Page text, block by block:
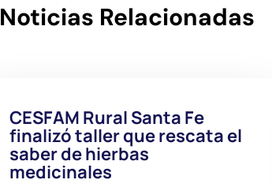
Noticias Relacionadas
CESFAM Rural Santa Fe
finalizó taller que rescata el
saber de hierbas
medicinales